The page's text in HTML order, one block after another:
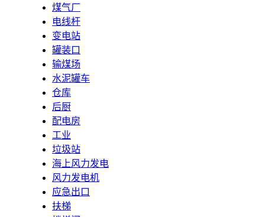
煤气厂
电线杆
变电站
罐装口
输煤场
水泥罐车
仓库
后厨
配电房
工业
垃圾站
海上风力发电
风力发电机
应急出口
扶梯